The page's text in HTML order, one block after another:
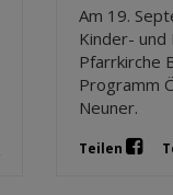
Am 19.
Kinder-
Pfarrkirche
Programm
Neuner.
Teilen